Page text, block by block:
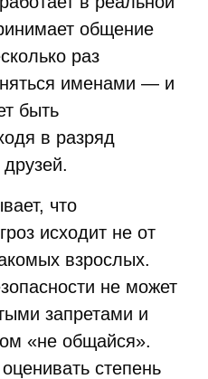
общение
раз
именами — и
быть
в разряд
что
исходит не от
взрослых.
не может
запретами и
«не общайся».
степень